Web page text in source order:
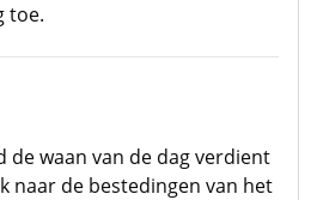
toe.
de waan van de dag verdient
naar de bestedingen van het